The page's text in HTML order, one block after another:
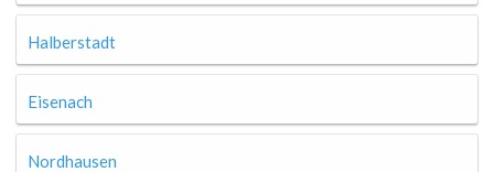
Halberstadt
Eisenach
Nordhausen